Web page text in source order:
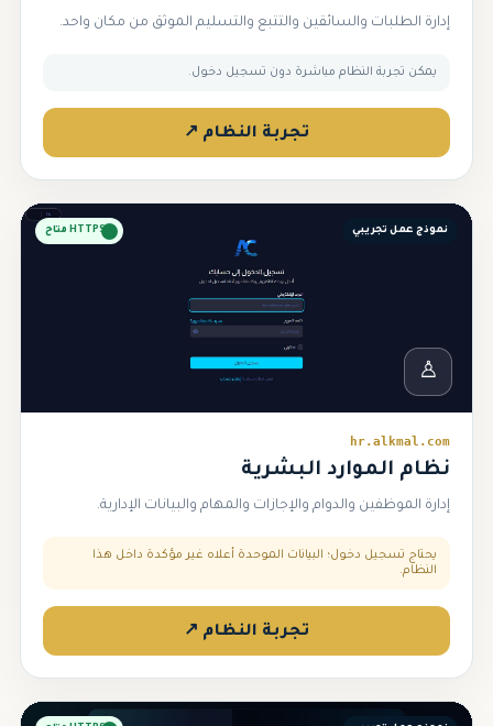
إدارة الطلبات والسائقين والتتبع والتسليم الموثق من مكان واحد.
يمكن تجربة النظام مباشرة دون تسجيل دخول.
تجربة النظام ↗
نموذج عمل تجريبي HTTPS متاح
♙
hr.alkmal.com
نظام الموارد البشرية
إدارة الموظفين والدوام والإجازات والمهام والبيانات الإدارية.
يحتاج تسجيل دخول؛ البيانات الموحدة أعلاه غير مؤكدة داخل هذا
النظام.
تجربة النظام ↗